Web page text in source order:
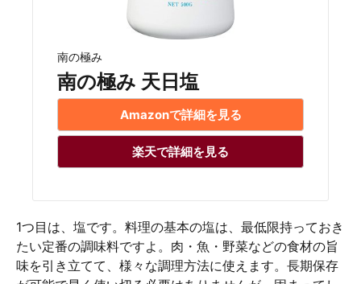
南の極み
南の極み 天日塩
Amazonで詳細を見る
楽天で詳細を見る
1つ目は、塩です。料理の基本の塩は、最低限持っておき
たい定番の調味料ですよ。肉・魚・野菜などの食材の旨
味を引き立てて、様々な調理方法に使えます。長期保存